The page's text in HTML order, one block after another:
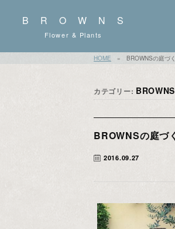
BROWNS
Flower & Plants
HOME » BROWNSの庭づ
カテゴリー:
BROWNSの庭づ
2016.09.27